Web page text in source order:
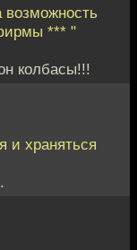
возможность
*** "
колбасы!!!
и храняться